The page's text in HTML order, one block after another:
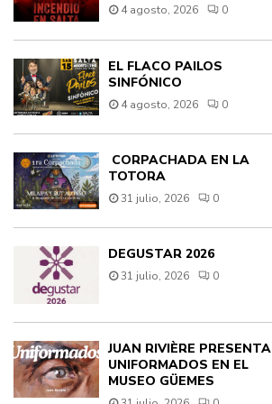
4 agosto, 2026 0
EL FLACO PAILOS
SINFÓNICO
4 agosto, 2026 0
CORPACHADA EN LA
TOTORA
31 julio, 2026 0
DEGUSTAR 2026
31 julio, 2026 0
JUAN RIVIÈRE PRESENTA
UNIFORMADOS EN EL
MUSEO GÜEMES